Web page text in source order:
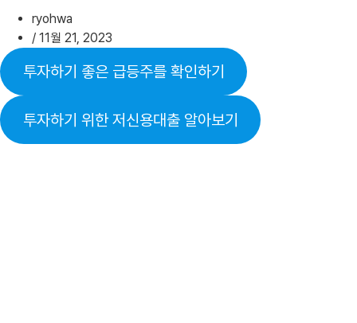
ryohwa
/ 11월 21, 2023
투자하기 좋은 급등주를 확인하기
투자하기 위한 저신용대출 알아보기